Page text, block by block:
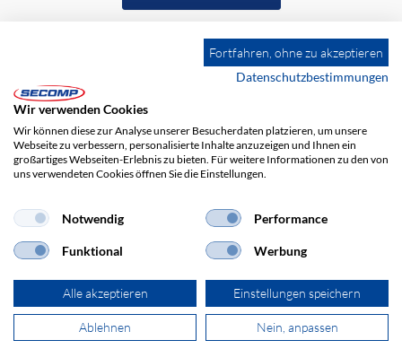
Impressum AGB Haftungsausschluss Datenschutz
© 2026 SECOMP Electronic Components GmbH. Alle Rechte vorbehalten.
powered by polynorm
Fortfahren, ohne zu akzeptieren
Datenschutzbestimmungen
Wir verwenden Cookies
Wir können diese zur Analyse unserer Besucherdaten platzieren, um unsere
Webseite zu verbessern, personalisierte Inhalte anzuzeigen und Ihnen ein
großartiges Webseiten-Erlebnis zu bieten. Für weitere Informationen zu den von
uns verwendeten Cookies öffnen Sie die Einstellungen.
Notwendig Performance
Funktional Werbung
Alle akzeptieren Einstellungen speichern
Ablehnen Nein, anpassen